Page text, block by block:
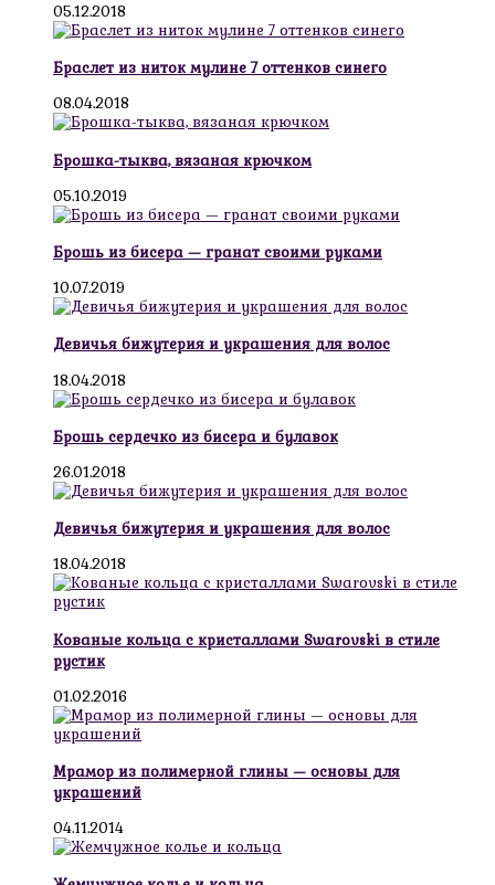
05.12.2018
Браслет из ниток мулине 7 оттенков синего
08.04.2018
Брошка-тыква, вязаная крючком
05.10.2019
Брошь из бисера — гранат своими руками
10.07.2019
Девичья бижутерия и украшения для волос
18.04.2018
Брошь сердечко из бисера и булавок
26.01.2018
Девичья бижутерия и украшения для волос
18.04.2018
Кованые кольца с кристаллами Swarovski в стиле
рустик
01.02.2016
Мрамор из полимерной глины — основы для
украшений
04.11.2014